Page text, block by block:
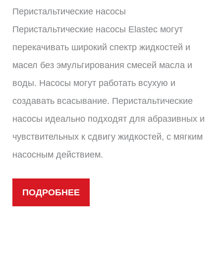
Перистальтические насосы
Перистальтические насосы Elastec могут
перекачивать широкий спектр жидкостей и
масел без эмульгирования смесей масла и
воды. Насосы могут работать всухую и
создавать всасывание. Перистальтические
насосы идеально подходят для абразивных и
чувствительных к сдвигу жидкостей, с мягким
насосным действием.
ПОДРОБНЕЕ